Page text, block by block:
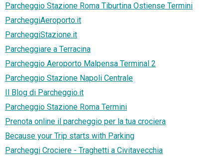
Parcheggio Stazione Roma Tiburtina Ostiense Termini
ParcheggiAeroporto.it
ParcheggiStazione.it
Parcheggiare a Terracina
Parcheggio Aeroporto Malpensa Terminal 2
Parcheggio Stazione Napoli Centrale
Il Blog di Parcheggio.it
Parcheggio Stazione Roma Termini
Prenota online il parcheggio per la tua crociera
Because your Trip starts with Parking
Parcheggi Crociere - Traghetti a Civitavecchia